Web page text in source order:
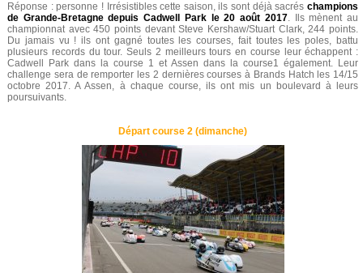
Réponse : personne ! Irrésistibles cette saison, ils sont déjà sacrés champions
de Grande-Bretagne depuis Cadwell Park le 20 août 2017. Ils mènent au
championnat avec 450 points devant Steve Kershaw/Stuart Clark, 244 points.
Du jamais vu ! ils ont gagné toutes les courses, fait toutes les poles, battu
plusieurs records du tour. Seuls 2 meilleurs tours en course leur échappent :
Cadwell Park dans la course 1 et Assen dans la course1 également. Leur
challenge sera de remporter les 2 dernières courses à Brands Hatch les 14/15
octobre 2017. A Assen, à chaque course, ils ont mis un boulevard à leurs
poursuivants.
Départ course 2 (dimanche)